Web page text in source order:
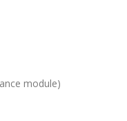
module)